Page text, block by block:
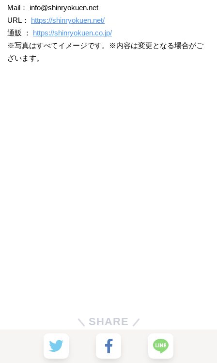
Mail： info@shinryokuen.net
URL： https://shinryokuen.net/
通販 ： https://shinryokuen.co.jp/
※写真はすべてイメージです。※内容は変更となる場合がご
ざいます。
SHARE